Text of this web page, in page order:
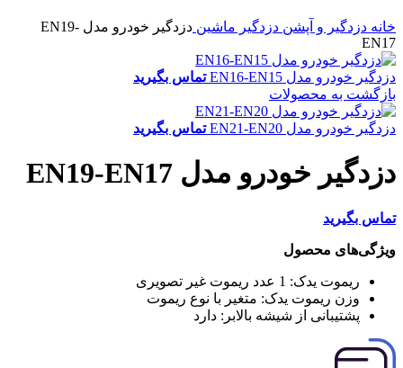
خانه دزدگیر و آپشن دزدگیر ماشین
دزدگیر خودرو مدل EN19-
EN17
دزدگیر خودرو مدل EN16-EN15
تماس بگیرید
بازگشت به محصولات
دزدگیر خودرو مدل EN21-EN20 تماس بگیرید
دزدگیر خودرو مدل EN19-EN17
تماس بگیرید
ویژگی‌های محصول
ریموت یدک: 1 عدد ریموت غیر تصویری
وزن ریموت یدک: متغیر با نوع ریموت
پشتیبانی از شیشه بالابر: دارد